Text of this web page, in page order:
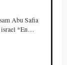
Abu Safia
*En
y al